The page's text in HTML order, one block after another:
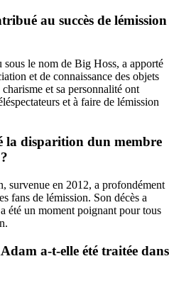
au succès de lémission
le nom de Big Hoss, a apporté
et de connaissance des objets
et sa personnalité ont
et à faire de lémission
la disparition dun membre
survenue en 2012, a profondément
fans de lémission. Son décès a
été un moment poignant pour tous
a-t-elle été traitée dans